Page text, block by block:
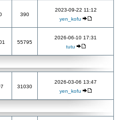
390
2023-09-22 11:12
yen_kofu
55795
2026-06-10 17:31
tutu
31030
2026-03-06 13:47
yen_kofu